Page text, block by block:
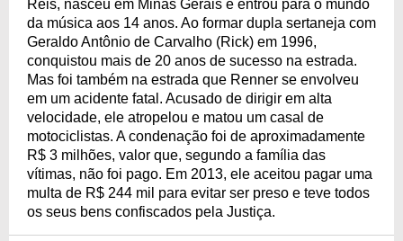
Reis, nasceu em Minas Gerais e entrou para o mundo
da música aos 14 anos. Ao formar dupla sertaneja com
Geraldo Antônio de Carvalho (Rick) em 1996,
conquistou mais de 20 anos de sucesso na estrada.
Mas foi também na estrada que Renner se envolveu
em um acidente fatal. Acusado de dirigir em alta
velocidade, ele atropelou e matou um casal de
motociclistas. A condenação foi de aproximadamente
R$ 3 milhões, valor que, segundo a família das
vítimas, não foi pago. Em 2013, ele aceitou pagar uma
multa de R$ 244 mil para evitar ser preso e teve todos
os seus bens confiscados pela Justiça.